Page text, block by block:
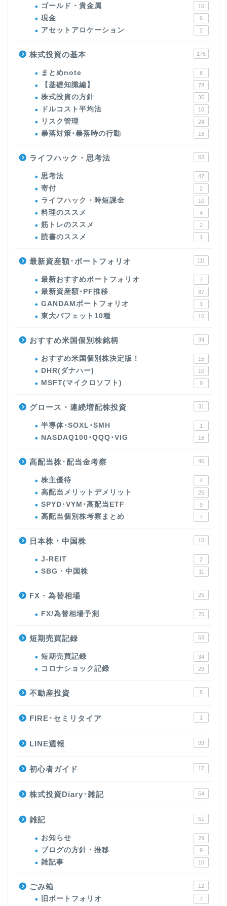
ゴールド・貴金属 10
現金 6
アセットアロケーション 2
株式投資の基本 175
まとめnote 8
【基礎知識編】 78
株式投資の方針 36
ドルコスト平均法 10
リスク管理 24
暴落対策･暴落時の行動 16
ライフハック・思考法 63
思考法 47
寄付 2
ライフハック・時短課金 10
料理のススメ 4
筋トレのススメ 2
読書のススメ 1
最新資産額･ポートフォリオ 111
最新おすすめポートフォリオ 7
最新資産額･PF推移 87
GANDAMポートフォリオ 1
東大バフェット10種 16
おすすめ米国個別株銘柄 34
おすすめ米国個別株決定版！ 15
DHR(ダナハー) 10
MSFT(マイクロソフト) 9
グロース・連続増配株投資 31
半導体･SOXL･SMH 1
NASDAQ100･QQQ･VIG 16
高配当株･配当金考察 46
株主優待 4
高配当メリットデメリット 25
SPYD･VYM･高配当ETF 9
高配当個別株考察まとめ 7
日本株・中国株 15
J-REIT 2
SBG・中国株 11
FX・為替相場 25
FX/為替相場予測 25
短期売買記録 63
短期売買記録 34
コロナショック記録 29
不動産投資 8
FIRE･セミリタイア 1
LINE週報 99
初心者ガイド 17
株式投資Diary･雑記 54
雑記 51
お知らせ 29
ブログの方針・推移 9
雑記事 10
ごみ箱 12
旧ポートフォリオ 7